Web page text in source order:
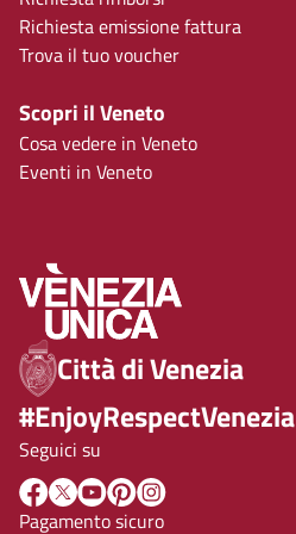
Richiesta emissione fattura
Trova il tuo voucher
Scopri il Veneto
Cosa vedere in Veneto
Eventi in Veneto
Città di Venezia
#EnjoyRespectVenezia
Seguici su
Pagamento sicuro